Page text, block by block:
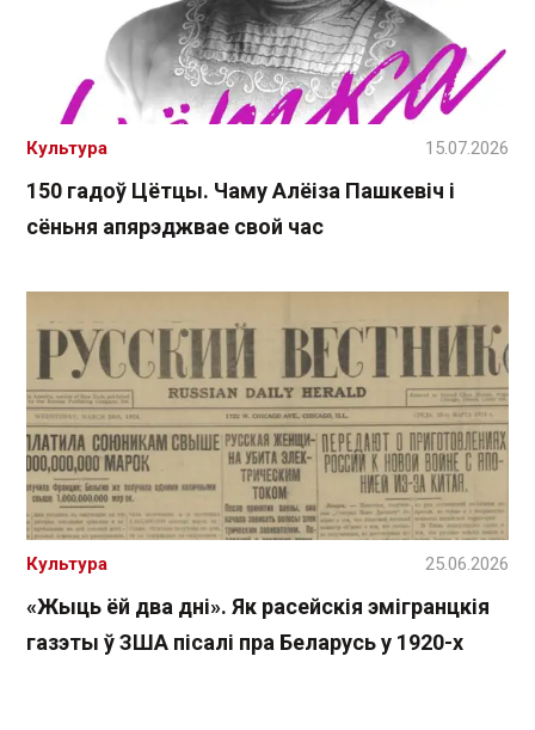
150 гадоў Цётцы. Чаму Алёіза Пашкевіч і
сёньня апярэджвае свой час
Культура 15.07.2026
«Жыць ёй два дні». Як расейскія эмігранцкія
газэты ў ЗША пісалі пра Беларусь у 1920-х
Культура 25.06.2026